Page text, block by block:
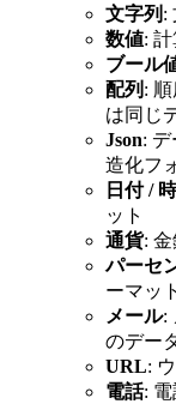
文字列 :
数値:
ブール
配列 :
は同じ
Json:
造化フ
日付 /
ット
通貨:
パーセ
ーマット
メール:
のデー
URL:
電話: